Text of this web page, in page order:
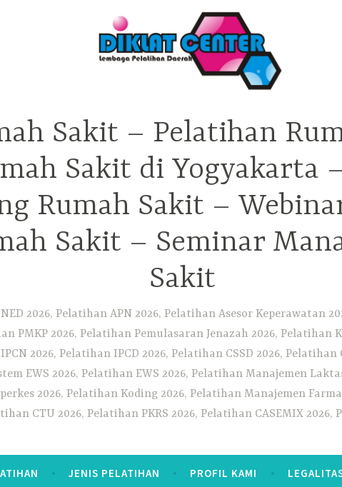
Sakit – Pelatihan
Sakit di Yogyakarta
Rumah Sakit –
Sakit – Seminar
Sakit
2026, Pelatihan APN 2026, Pelatihan Asesor Keperawatan
PMKP 2026, Pelatihan Pemulasaran Jenazah 2026, Pelatihan
2026, Pelatihan IPCD 2026, Pelatihan CSSD 2026,
EWS 2026, Pelatihan EWS 2026, Pelatihan Manajemen
2026, Pelatihan Koding 2026, Pelatihan Manajemen
CTU 2026, Pelatihan PKRS 2026, Pelatihan CASEMIX 2026,
JENIS PELATIHAN PROFIL KAMI